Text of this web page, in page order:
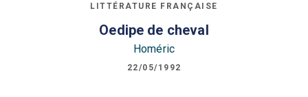
LITTÉRATURE FRANÇAISE
Oedipe de cheval
Homéric
22/05/1992